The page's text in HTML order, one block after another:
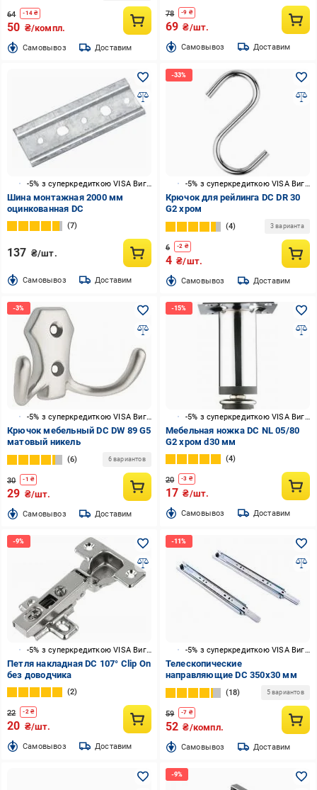
64 -14 ₴
50 ₴/компл.
Cамовывоз Доставим
78 -9 ₴
69 ₴/шт.
Cамовывоз Доставим
-5% з суперкредиткою VISA Вигода
Шина монтажная 2000 мм
оцинкованная DC
7
137 ₴/шт.
Cамовывоз Доставим
Крючок для рейлинга DC DR 30
G2 хром
4 3 варианта
6 -2 ₴
4 ₴/шт.
Cамовывоз Доставим
-5% з суперкредиткою VISA Вигода
Крючок мебельный DC DW 89 G5
матовый никель
6 6 вариантов
30 -1 ₴
29 ₴/шт.
Cамовывоз Доставим
Мебельная ножка DC NL 05/80
G2 хром d30 мм
4
20 -3 ₴
17 ₴/шт.
Cамовывоз Доставим
-5% з суперкредиткою VISA Вигода
Петля накладная DC 107° Сlip On
без доводчика
2
22 -2₴
20 ₴/шт.
Cамовывоз Доставим
Телескопические
направляющие DC 350x30 мм
18 5 вариантов
59 -7 ₴
52 ₴/компл.
Cамовывоз Доставим